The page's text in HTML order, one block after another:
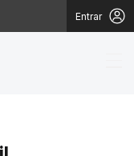
Entrar
700